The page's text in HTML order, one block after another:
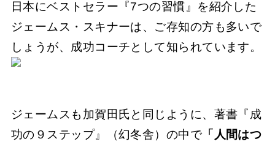
日本にベストセラー『7つの習慣』を紹介した
ジェームス・スキナーは、ご存知の方も多いで
しょうが、成功コーチとして知られています。
ジェームスも加賀田氏と同じように、著書『成
功の９ステップ』（幻冬舎）の中で 「人間はつ